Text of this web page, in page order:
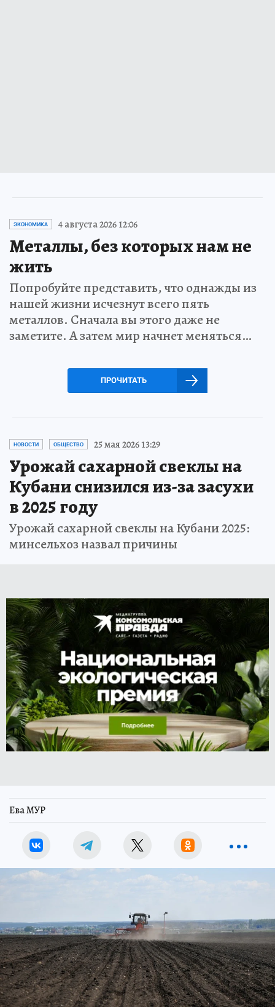
ЭКОНОМИКА 4 августа 2026 12:06
Металлы, без которых нам не
жить
Попробуйте представить, что однажды из
нашей жизни исчезнут всего пять
металлов. Сначала вы этого даже не
заметите. А затем мир начнет меняться…
ПРОЧИТАТЬ
НОВОСТИ ОБЩЕСТВО 25 мая 2026 13:29
Урожай сахарной свеклы на
Кубани снизился из-за засухи
в 2025 году
Урожай сахарной свеклы на Кубани 2025:
минсельхоз назвал причины
Ева МУР